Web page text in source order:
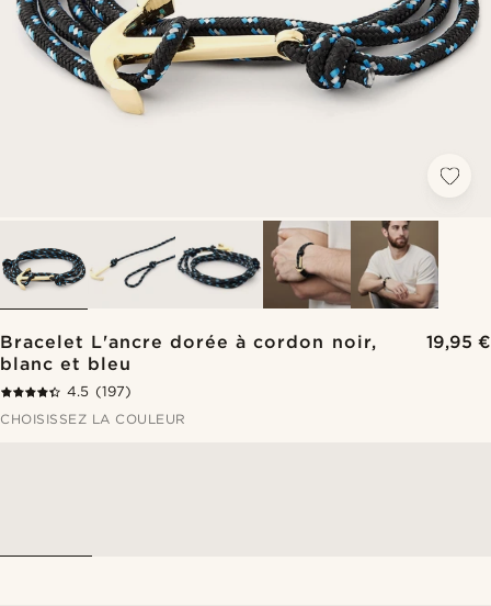
Bracelet L'ancre dorée à cordon noir,
blanc et bleu
19,95 €
4.5 (197)
CHOISISSEZ LA COULEUR